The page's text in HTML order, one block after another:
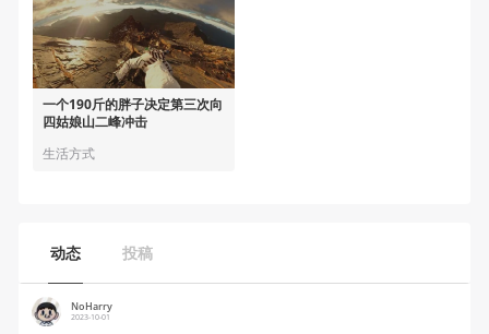
一个190斤的胖子决定第三次向
四姑娘山二峰冲击
生活方式
动态 投稿
NoHarry
2023-10-01